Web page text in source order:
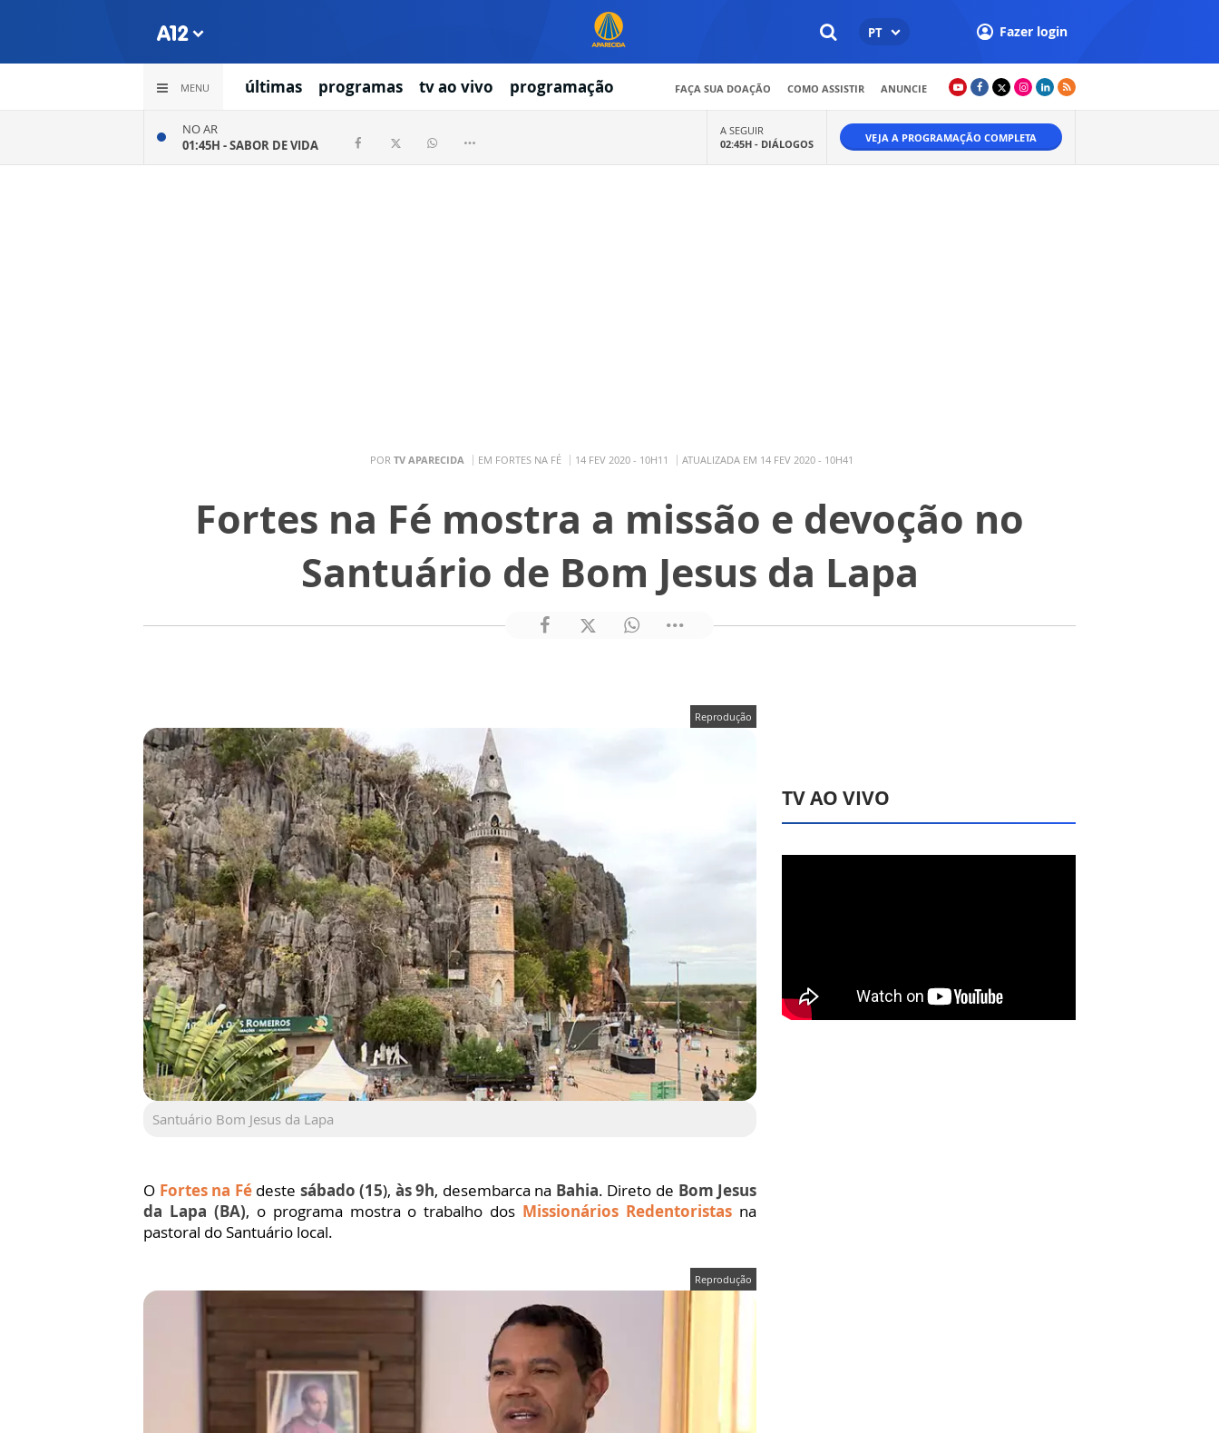
PT Fazer login
MENU últimas programas tv ao vivo programação FAÇA SUA DOAÇÃO COMO ASSISTIR ANUNCIE
NO AR
01:45H -SABOR DE VIDA
A SEGUIR
02:45H - DIÁLOGOS VEJA A PROGRAMAÇÃO COMPLETA
POR TV APARECIDA EM FORTES NA FÉ 14 FEV 2020 - 10H11 ATUALIZADA EM 14 FEV 2020 - 10H41
Fortes na Fé mostra a missão e devoção no
Santuário de Bom Jesus da Lapa
Reprodução
Santuário Bom Jesus da Lapa
O Fortes na Fédeste sábado (15), às 9h, desembarca na Bahia. Direto de Bom Jesus
da Lapa (BA), o programa mostra o trabalho dos Missionários Redentoristas na
pastoral do Santuário local.
Reprodução
TV AO VIVO